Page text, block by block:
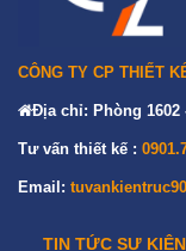
CÔNG TY CP THIẾT
Địa chỉ: Phòng 1602
Tư vấn thiết kế :
Email:
TIN TỨC SỰ KIỆN